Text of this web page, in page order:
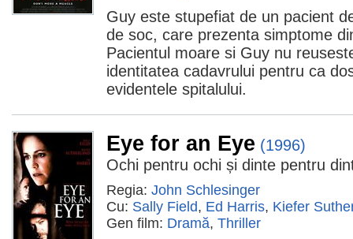
Guy este stupefiat de un pacient
de soc, care prezenta simptome
Pacientul moare si Guy nu
identitatea cadavrului pentru ca
evidentele spitalului.
Eye for an Eye (1996)
Ochi pentru ochi și dinte pentru
Regia: John Schlesinger
Cu: Sally Field, Ed Harris, Kiefer
Gen film: Dramă, Thriller